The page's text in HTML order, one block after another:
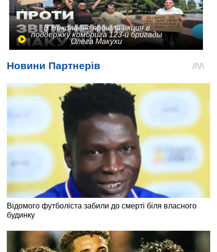
В Николаеве прошла акция в
поддержку комбрига 123-й бригады
Олега Макухи